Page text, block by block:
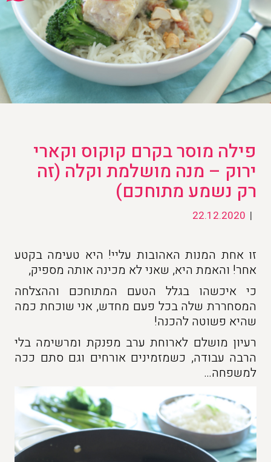
פילה מוסר בקרם קוקוס וקארי
ירוק – מנה מושלמת וקלה (זה
רק נשמע מתוחכם)
|
22.12.2020
זו אחת המנות האהובות עליי! היא טעימה בקטע
אחר! והאמת היא, שאני לא מכינה אותה מספיק,
כי איכשהו בגלל הטעם המתוחכם וההצלחה
המסחררת שלה בכל פעם מחדש, אני שוכחת כמה
שהיא פשוטה להכנה!
רעיון מושלם לארוחת ערב מפנקת ומרשימה בלי
הרבה עבודה, כשמזמינים אורחים וגם סתם ככה
למשפחה…